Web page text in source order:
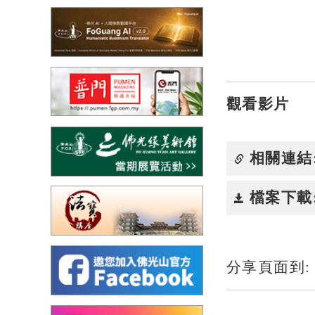
觀看影片
相關連
檔案下
分享頁面到: